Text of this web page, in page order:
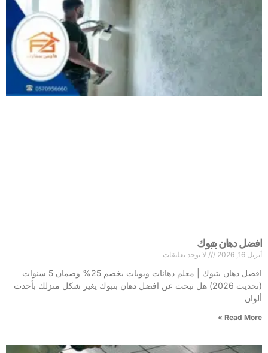
افضل دهان بتبوك
أبريل 16, 2026 لا توجد تعليقات
افضل دهان بتبوك | معلم دهانات وبويات بخصم 25% وضمان 5 سنوات
(تحديث 2026) هل تبحث عن افضل دهان بتبوك يغير شكل منزلك بأحدث
ألوان
Read More »